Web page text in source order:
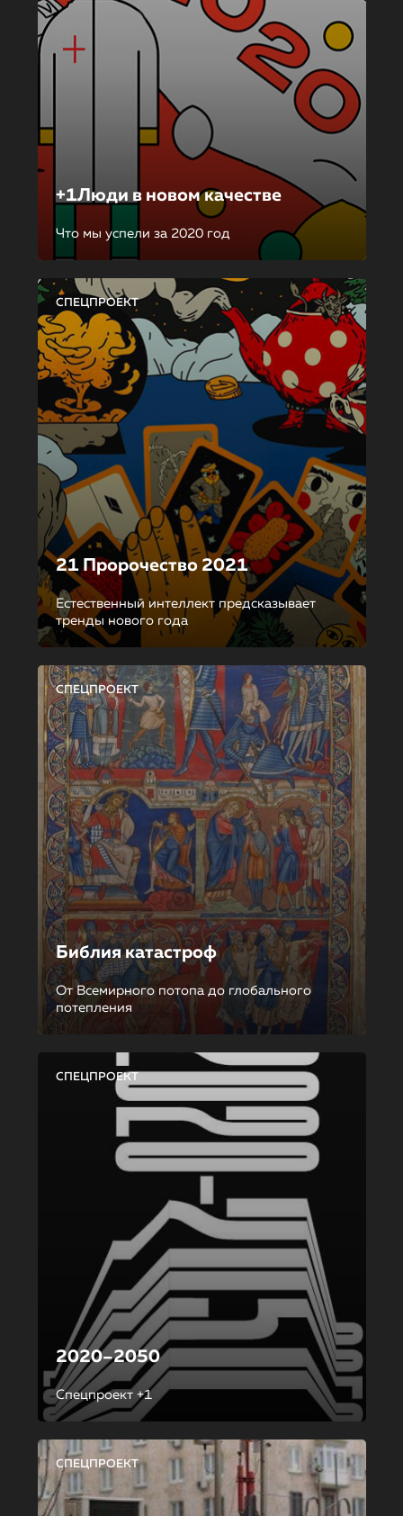
+1Люди в новом качестве
Что мы успели за 2020 год
СПЕЦПРОЕКТ
21 Пророчество 2021
Естественный интеллект предсказывает
тренды нового года
СПЕЦПРОЕКТ
Библия катастроф
От Всемирного потопа до глобального
потепления
СПЕЦПРОЕКТ
2020–2050
Спецпроект +1
СПЕЦПРОЕКТ